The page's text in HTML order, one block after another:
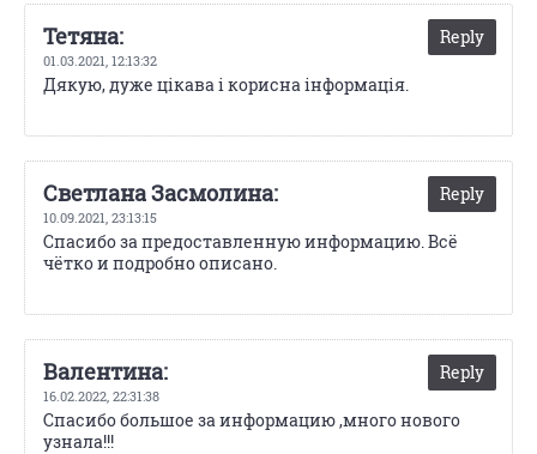
Тетяна:
01.03.2021, 12:13:32
Reply
Дякую, дуже цікава і корисна інформація.
Светлана Засмолина:
10.09.2021, 23:13:15
Reply
Спасибо за предоставленную информацию. Всё
чётко и подробно описано.
Валентина:
16.02.2022, 22:31:38
Reply
Спасибо большое за информацию ,много нового
узнала!!!